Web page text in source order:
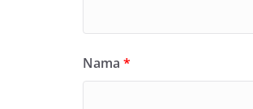
Nama *